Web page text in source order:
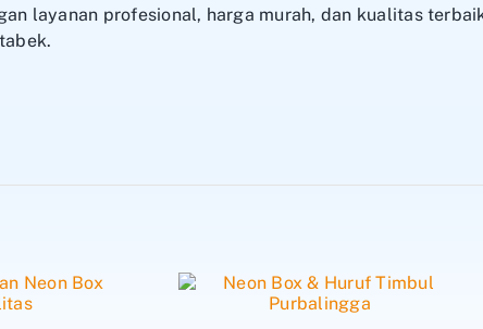
layanan profesional, harga murah, dan kualitas